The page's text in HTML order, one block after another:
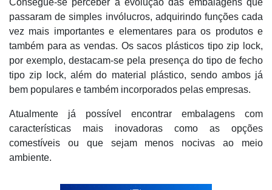
Consegue-se perceber a evolução das embalagens que
passaram de simples invólucros, adquirindo funções cada
vez mais importantes e elementares para os produtos e
também para as vendas. Os sacos plásticos tipo zip lock,
por exemplo, destacam-se pela presença do tipo de fecho
tipo zip lock, além do material plástico, sendo ambos já
bem populares e também incorporados pelas empresas.
Atualmente já possível encontrar embalagens com
características mais inovadoras como as opções
comestíveis ou que sejam menos nocivas ao meio
ambiente.